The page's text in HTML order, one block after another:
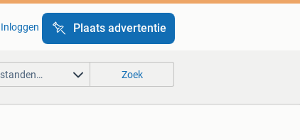
Inloggen Plaats advertentie
Zoek